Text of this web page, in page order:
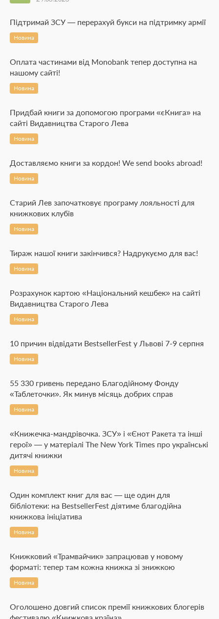
Підтримай ЗСУ — перерахуй букси на підтримку армії
Новина
Оплата частинами від Monobank тепер доступна на
нашому сайті!
Новина
Придбай книги за допомогою програми «єКнига» на
сайті Видавництва Старого Лева
Новина
Доставляємо книги за кордон! We send books abroad!
Новина
Старий Лев започатковує програму лояльності для
книжкових клубів
Новина
Тираж нашої книги закінчився? Надрукуємо для вас!
Новина
Розрахунок картою «Національний кешбек» на сайті
Видавництва Старого Лева
Новина
10 причин відвідати BestsellerFest у Львові 7-9 серпня
Новина
55 330 гривень передано Благодійному Фонду
«Таблеточки». Як минув місяць добрих справ
Новина
«Книжечка-мандрівочка. ЗСУ» і «Єнот Ракета та інші
герої» — у матеріалі The New York Times про українські
дитячі книжки
Новина
Один комплект книг для вас — ще один для
бібліотеки: на BestsellerFest діятиме благодійна
книжкова ініціатива
Новина
Книжковий «Трамвайчик» запрацював у новому
форматі: тепер там кожна книжка зі знижкою
Новина
Оголошено довгий список премії книжкових блогерів